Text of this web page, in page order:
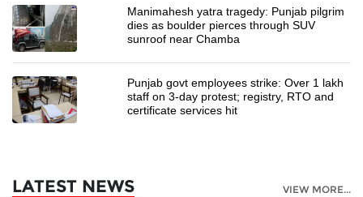
Manimahesh yatra tragedy: Punjab pilgrim
dies as boulder pierces through SUV
sunroof near Chamba
Punjab govt employees strike: Over 1 lakh
staff on 3-day protest; registry, RTO and
certificate services hit
LATEST NEWS VIEW MORE...